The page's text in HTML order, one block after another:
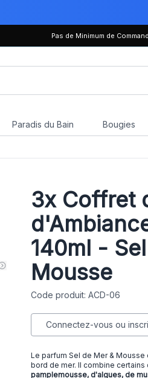
Pas de Minimum de
Paradis du Bain Bougies
3xCoffret
140ml -
Mousse
Code produit: ACD-06
Connectez-vous ou
Le parfum Sel de Mer &
bord de mer. Il combine
pamplemousse, d'algues, de